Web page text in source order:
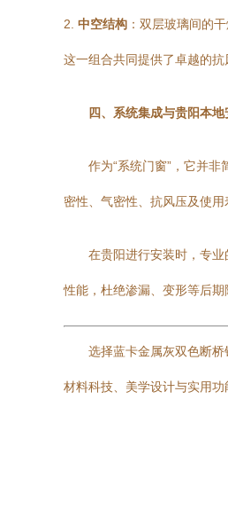
2. 中空结构 ：双层玻璃间的
这一组合共同提供了卓越的抗
四、系统集成与贵阳本地
作为“系统门窗”，它并
密性、气密性、抗风压及使用
在贵阳进行安装时，专
性能，杜绝渗漏、变形等后期
选择蓝卡金属灰双色断
材料科技、美学设计与实用功